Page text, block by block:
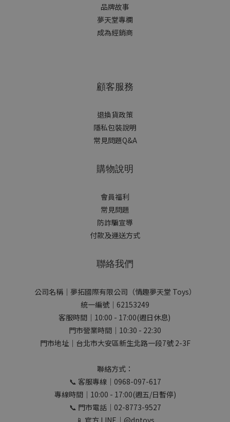
品牌故事
夢天堂專欄
成為經銷商
顧客服務
退換貨政策
隱私包裝說明
常見問題Q&A
購物說明
會員福利
常見問題
防詐騙宣導
付款及運送方式
聯絡我們
公司名稱｜夢拓國際有限公司（情趣夢天堂 Toys）
統一編號｜62153249
客服時間｜10:00 - 17:00(週日休息)
門市營業時間｜10:30 - 22:30
門市地址｜台北市大安區新生北路一段7號 2-3F
聯絡方式：
📞 客服專線｜0968-097-617
專線時間｜10:00 - 17:00(週五/日暫停)
📞 門市電話｜02-8773-9527